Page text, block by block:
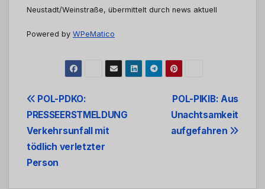
Neustadt/Weinstraße, übermittelt durch news aktuell
Powered by WPeMatico
Beitrags-
Navigation
POL-PIKIB: Aus
Unachtsamkeit
aufgefahren
POL-PDKO:
PRESSEERSTMELDUNG
Verkehrsunfall mit
tödlich verletzter
Person